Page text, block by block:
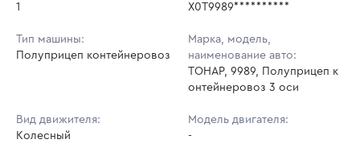
1
X0T9989**********
Тип машины:
Полуприцеп контейнеровоз
Марка, модель,
наименование авто:
ТОНАР, 9989, Полуприцеп к
онтейнеровоз 3 оси
Вид движителя:
Колесный
Модель двигателя:
-